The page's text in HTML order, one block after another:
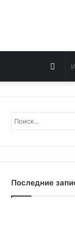
skin
Найти:
Последние